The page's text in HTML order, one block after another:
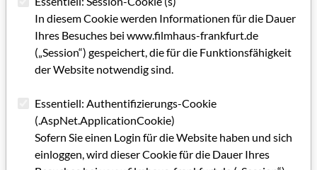
GRIP 52
In diesem Cookie werden Informationen für die Dauer
Ihres Besuches bei www.filmhaus-frankfurt.de
(„Session“) gespeichert, die für die Funktionsfähigkeit
der Website notwendig sind.
Essentiell: Authentifizierungs-Cookie
(.AspNet.ApplicationCookie)
Sofern Sie einen Login für die Website haben und sich
einloggen, wird dieser Cookie für die Dauer Ihres